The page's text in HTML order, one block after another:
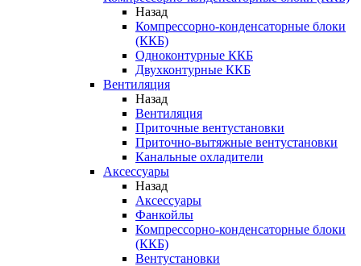
Назад
Компрессорно-конденсаторные блоки
(ККБ)
Одноконтурные ККБ
Двухконтурные ККБ
Вентиляция
Назад
Вентиляция
Приточные вентустановки
Приточно-вытяжные вентустановки
Канальные охладители
Аксессуары
Назад
Аксессуары
Фанкойлы
Компрессорно-конденсаторные блоки
(ККБ)
Вентустановки